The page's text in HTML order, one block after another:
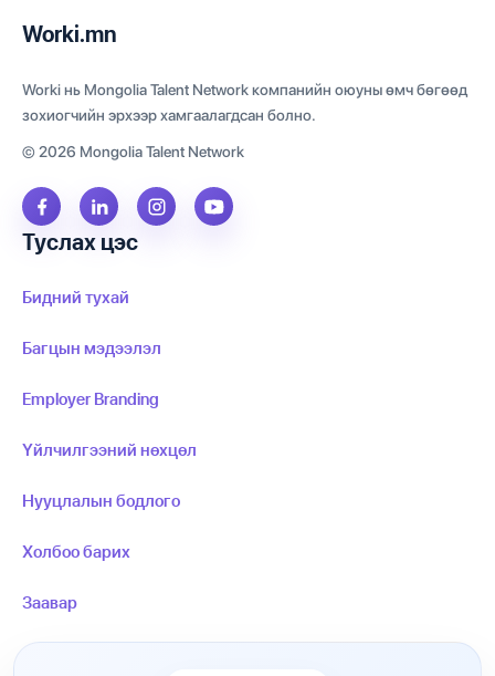
Worki.mn
Worki нь Mongolia Talent Network компанийн оюуны өмч бөгөөд
зохиогчийн эрхээр хамгаалагдсан болно.
© 2026 Mongolia Talent Network
Туслах цэс
Бидний тухай
Багцын мэдээлэл
Employer Branding
Үйлчилгээний нөхцөл
Нууцлалын бодлого
Холбоо барих
Заавар